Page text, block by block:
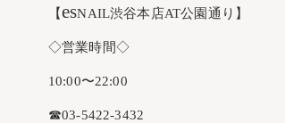
【esNAIL渋谷本店AT公園通り】
◇営業時間◇
10:00〜22:00
☎︎03-5422-3432